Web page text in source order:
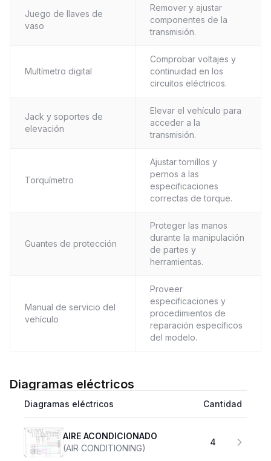
Juego de llaves de
vaso
Remover y ajustar
componentes de la
transmisión.
Multímetro digital
Comprobar voltajes y
continuidad en los
circuitos eléctricos.
Jack y soportes de
elevación
Elevar el vehículo para
acceder a la
transmisión.
Torquímetro
Ajustar tornillos y
pernos a las
especificaciones
correctas de torque.
Guantes de protección
Proteger las manos
durante la manipulación
de partes y
herramientas.
Manual de servicio del
vehículo
Proveer
especificaciones y
procedimientos de
reparación específicos
del modelo.
Diagramas eléctricos
Diagramas eléctricos Cantidad
AIRE ACONDICIONADO
(AIR CONDITIONING)
4